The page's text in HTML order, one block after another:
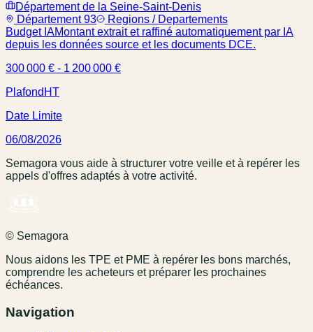
Département de la Seine-Saint-Denis
Département 93
Regions / Departements
Budget IAMontant extrait et raffiné automatiquement par IA
depuis les données source et les documents DCE.
300 000 € - 1 200 000 €
Plafond HT
Date Limite
06/08/2026
Semagora vous aide à structurer votre veille et à repérer les
appels d'offres adaptés à votre activité.
© Semagora
Nous aidons les TPE et PME à repérer les bons marchés,
comprendre les acheteurs et préparer les prochaines
échéances.
Navigation